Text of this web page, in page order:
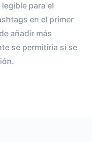
para el
en el primer
añadir más
se permitiría si se